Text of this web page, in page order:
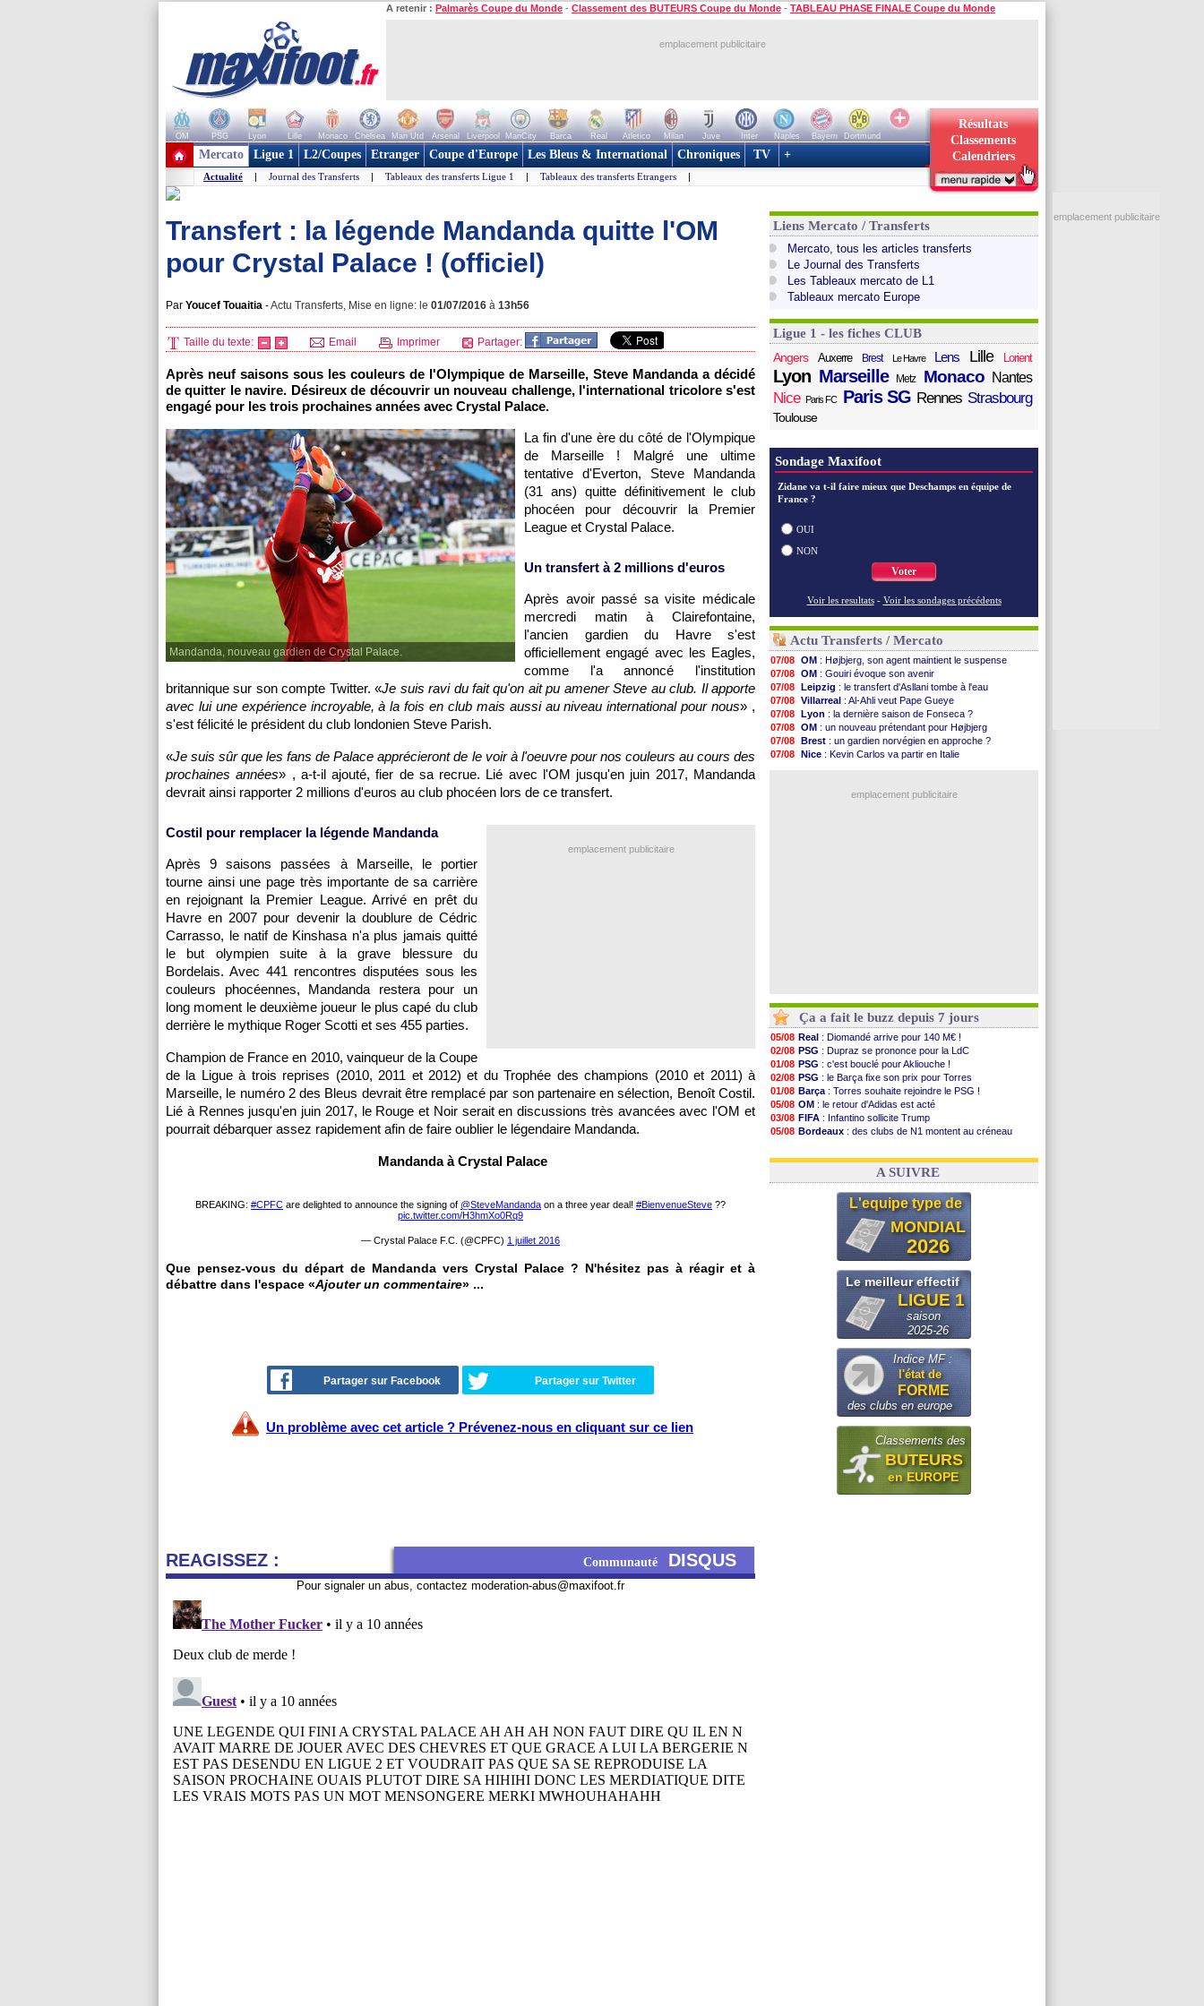
A retenir : Palmarès Coupe du Monde - Classement des BUTEURS Coupe du Monde - TABLEAU PHASE FINALE Coupe du Monde
emplacement publicitaire
OM PSG Lyon Lille Monaco Chelsea Man Utd Arsenal Liverpool ManCity Barca Real Atletico Milan Juve Inter Naples Bayern
Dortmund
+ de clubs
Résultats
Classements
Calendriers
Mercato Ligue 1 L2/Coupes Etranger Coupe d'Europe Les Bleus & International Chroniques TV +
Actualité | Journal des Transferts | Tableaux des transferts Ligue 1 | Tableaux des transferts Etrangers |
Transfert : la légende Mandanda quitte l'OM
pour Crystal Palace ! (officiel)
Par Youcef Touaitia -Actu Transferts, Mise en ligne: le 01/07/2016 à 13h56
Taille du texte: Email Imprimer Partager:
Après neuf saisons sous les couleurs de l'Olympique de Marseille, Steve Mandanda a décidé
de quitter le navire. Désireux de découvrir un nouveau challenge, l'international tricolore s'est
engagé pour les trois prochaines années avec Crystal Palace.
Mandanda, nouveau gardien de Crystal Palace.
La fin d'une ère du côté de l'Olympique
de Marseille ! Malgré une ultime
tentative d'Everton, Steve Mandanda
(31 ans) quitte définitivement le club
phocéen pour découvrir la Premier
League et Crystal Palace.
Un transfert à 2 millions d'euros
Après avoir passé sa visite médicale
mercredi matin à Clairefontaine,
l'ancien gardien du Havre s'est
officiellement engagé avec les Eagles,
comme l'a annoncé l'institution
britannique sur son compte Twitter. «Je suis ravi du fait qu'on ait pu amener Steve au club. Il apporte
avec lui une expérience incroyable, à la fois en club mais aussi au niveau international pour nous» ,
s'est félicité le président du club londonien Steve Parish.
«Je suis sûr que les fans de Palace apprécieront de le voir à l'oeuvre pour nos couleurs au cours des
prochaines années» , a-t-il ajouté, fier de sa recrue. Lié avec l'OM jusqu'en juin 2017, Mandanda
devrait ainsi rapporter 2 millions d'euros au club phocéen lors de ce transfert.
emplacement publicitaire
Costil pour remplacer la légende Mandanda
Après 9 saisons passées à Marseille, le portier
tourne ainsi une page très importante de sa carrière
en rejoignant la Premier League. Arrivé en prêt du
Havre en 2007 pour devenir la doublure de Cédric
Carrasso, le natif de Kinshasa n'a plus jamais quitté
le but olympien suite à la grave blessure du
Bordelais. Avec 441 rencontres disputées sous les
couleurs phocéennes, Mandanda restera pour un
long moment le deuxième joueur le plus capé du club
derrière le mythique Roger Scotti et ses 455 parties.
Champion de France en 2010, vainqueur de la Coupe
de la Ligue à trois reprises (2010, 2011 et 2012) et du Trophée des champions (2010 et 2011) à
Marseille, le numéro 2 des Bleus devrait être remplacé par son partenaire en sélection, Benoît Costil.
Lié à Rennes jusqu'en juin 2017, le Rouge et Noir serait en discussions très avancées avec l'OM et
pourrait débarquer assez rapidement afin de faire oublier le légendaire Mandanda.
Mandanda à Crystal Palace
BREAKING: #CPFC are delighted to announce the signing of @SteveMandanda on a three year deal! #BienvenueSteve ??
pic.twitter.com/H3hmXo0Rq9
— Crystal Palace F.C. (@CPFC) 1 juillet 2016
Que pensez-vous du départ de Mandanda vers Crystal Palace ? N'hésitez pas à réagir et à
débattre dans l'espace «Ajouter un commentaire» ...
Partager sur Facebook Partager sur Twitter
Un problème avec cet article ? Prévenez-nous en cliquant sur ce lien
REAGISSEZ : Communauté DISQUS
Pour signaler un abus, contactez moderation-abus@maxifoot.fr
Liens Mercato / Transferts
Mercato, tous les articles transferts
Le Journal des Transferts
Les Tableaux mercato de L1
Tableaux mercato Europe
Ligue 1 - les fiches CLUB
Angers
Auxerre Brest Le Havre Lens Lille Lorient
Lyon Marseille Metz Monaco Nantes
Nice Paris FC Paris SG Rennes Strasbourg
Toulouse
Sondage Maxifoot
Zidane va t-il faire mieux que Deschamps en équipe de
France ?
OUI
NON
Voter
Voir les resultats - Voir les sondages précédents
Actu Transferts / Mercato
07/08 OM : Højbjerg, son agent maintient le suspense
07/08 OM : Gouiri évoque son avenir
07/08 Leipzig : le transfert d'Asllani tombe à l'eau
07/08 Villarreal : Al-Ahli veut Pape Gueye
07/08 Lyon : la dernière saison de Fonseca ?
07/08 OM : un nouveau prétendant pour Højbjerg
07/08 Brest : un gardien norvégien en approche ?
07/08 Nice : Kevin Carlos va partir en Italie
: Mangala prêté à Getafe (officiel)
emplacement publicitaire
Ça a fait le buzz depuis 7 jours
05/08 Real : Diomandé arrive pour 140 M€ !
02/08 PSG : Dupraz se prononce pour la LdC
01/08 PSG : c'est bouclé pour Akliouche !
02/08 PSG : le Barça fixe son prix pour Torres
01/08 Barça : Torres souhaite rejoindre le PSG !
05/08 OM : le retour d'Adidas est acté
03/08 FIFA : Infantino sollicite Trump
05/08 Bordeaux : des clubs de N1 montent au créneau
03/08 Real: le démenti de Leipzig pour Diomandé
A SUIVRE
L'equipe type de
MONDIAL
2026
Le meilleur effectif
LIGUE 1
saison
2025-26
Indice MF :
l'état de
FORME
des clubs en europe
Classements des
BUTEURS
en EUROPE
emplacement publicitaire